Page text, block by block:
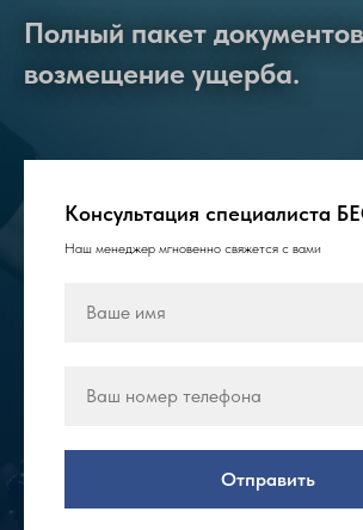
Полный пакет
возмещение ущерба.
Консультация специалиста
Наш менеджер мгновенно свяжется с вами
Отправить